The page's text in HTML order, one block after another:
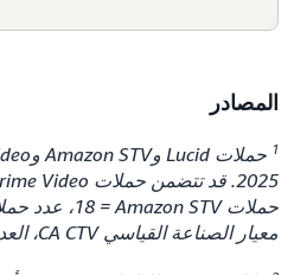
المصادر
1
معيار الصناعة القياسي CA CTV، العدد= 356.